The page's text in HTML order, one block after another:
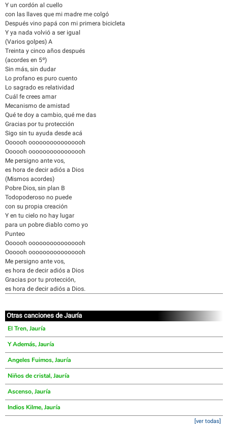
Y un cordón al cuello
con las llaves que mi madre me colgó
Después vino papá con mi primera bicicleta
Y ya nada volvió a ser igual
(Varios golpes) A
Treinta y cinco años después
(acordes en 5º)
Sin más, sin dudar
Lo profano es puro cuento
Lo sagrado es relatividad
Cuál fe crees amar
Mecanismo de amistad
Qué te doy a cambio, qué me das
Gracias por tu protección
Sigo sin tu ayuda desde acá
Oooooh oooooooooooooooh
Oooooh oooooooooooooooh
Me persigno ante vos,
es hora de decir adiós a Dios
(Mismos acordes)
Pobre Dios, sin plan B
Todopoderoso no puede
con su propia creación
Y en tu cielo no hay lugar
para un pobre diablo como yo
Punteo
Oooooh oooooooooooooooh
Oooooh oooooooooooooooh
Me persigno ante vos,
es hora de decir adiós a Dios
Gracias por tu protección,
es hora de decir adiós a Dios.
Otras canciones de Jauría
El Tren, Jauría
Y Además, Jauría
Angeles Fuimos, Jauría
Niños de cristal, Jauría
Ascenso, Jauría
Indios Kilme, Jauría
[ver todas]